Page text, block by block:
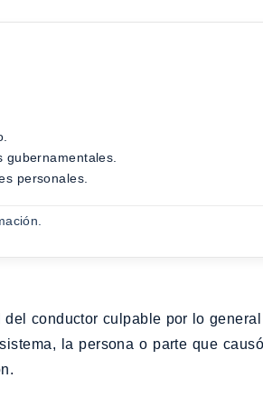
personales.
conductor culpable por lo
la persona o parte que